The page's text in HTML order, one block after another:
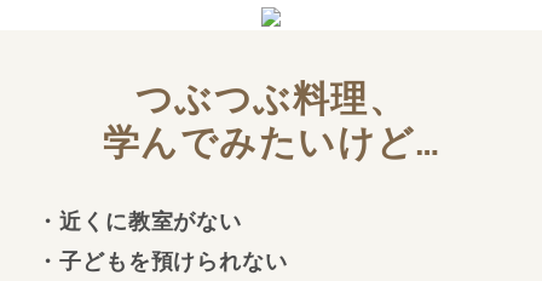
つぶつぶ料理、
学んでみたいけど…
・近くに教室がない
・子どもを預けられない